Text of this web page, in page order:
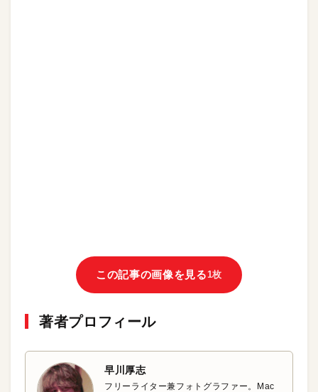
この記事の画像を見る 1枚
著者プロフィール
早川厚志
フリーライター兼フォトグラファー。Mac